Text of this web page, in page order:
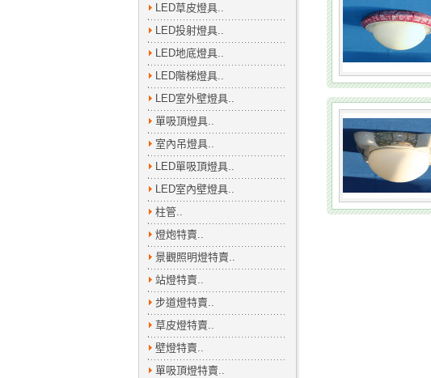
LED草皮燈具..
LED投射燈具..
LED地底燈具..
LED階梯燈具..
LED室外壁燈具..
單吸頂燈具..
室內吊燈具..
LED單吸頂燈具..
LED室內壁燈具..
柱管..
燈炮特賣..
景觀照明燈特賣..
站燈特賣..
步道燈特賣..
草皮燈特賣..
壁燈特賣..
單吸頂燈特賣..